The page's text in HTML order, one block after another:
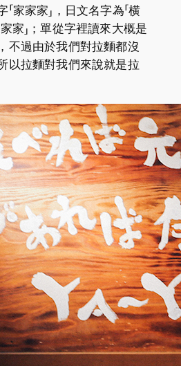
家家家」，日文名字為「横
家」；單從字裡讀來大概是
不過由於我們對拉麵都沒
以拉麵對我們來說就是拉